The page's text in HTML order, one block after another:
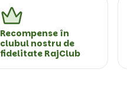
Recompense în
clubul nostru de
fidelitate RajClub